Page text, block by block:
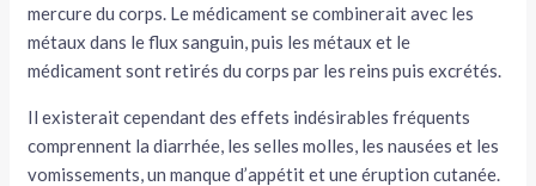
mercure du corps. Le médicament se combinerait avec les
métaux dans le flux sanguin, puis les métaux et le
médicament sont retirés du corps par les reins puis excrétés.
Il existerait cependant des effets indésirables fréquents
comprennent la diarrhée, les selles molles, les nausées et les
vomissements, un manque d’appétit et une éruption cutanée.